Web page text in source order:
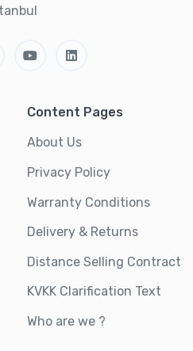
Content Pages
About Us
Privacy Policy
Warranty Conditions
Delivery & Returns
Distance Selling Contract
KVKK Clarification Text
Who are we ?